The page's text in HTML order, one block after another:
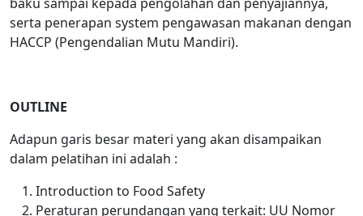
serta penerapan system pengawasan makanan dengan
HACCP (Pengendalian Mutu Mandiri).
OUTLINE
Adapun garis besar materi yang akan disampaikan
dalam pelatihan ini adalah :
Introduction to Food Safety
Peraturan perundangan yang terkait: UU Nomor